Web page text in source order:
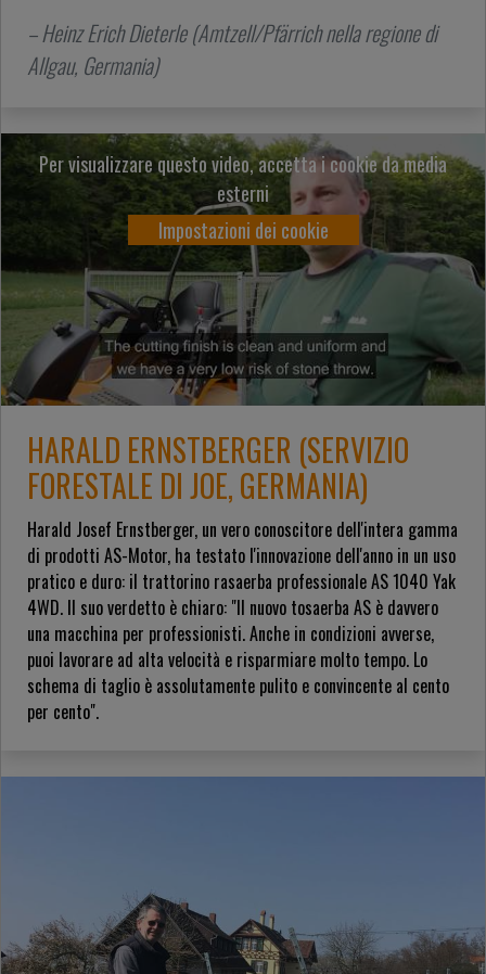
– Heinz Erich Dieterle (Amtzell/Pfärrich nella regione di
Allgau, Germania)
Per visualizzare questo video, accetta i cookie da media
esterni
Impostazioni dei cookie
HARALD ERNSTBERGER (SERVIZIO
FORESTALE DI JOE, GERMANIA)
Harald Josef Ernstberger, un vero conoscitore dell'intera gamma
di prodotti AS-Motor, ha testato l'innovazione dell'anno in un uso
pratico e duro: il trattorino rasaerba professionale AS 1040 Yak
4WD. Il suo verdetto è chiaro: "Il nuovo tosaerba AS è davvero
una macchina per professionisti. Anche in condizioni avverse,
puoi lavorare ad alta velocità e risparmiare molto tempo. Lo
schema di taglio è assolutamente pulito e convincente al cento
per cento".